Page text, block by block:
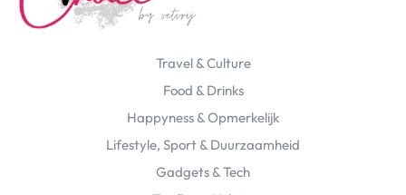
Travel & Culture
Food & Drinks
Happyness & Opmerkelijk
Lifestyle, Sport & Duurzaamheid
Gadgets & Tech